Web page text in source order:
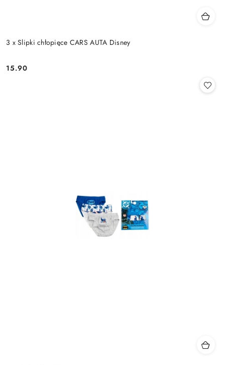
3 x Slipki chłopięce CARS AUTA Disney
Cena:
15.90